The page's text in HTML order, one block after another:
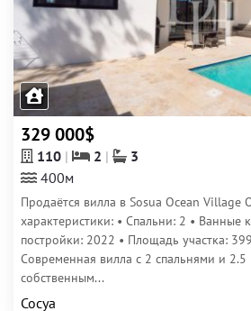
329 000$
110 2
3
400м
Продаётся вилла в Sosua Ocean Village
характеристики: • Спальни: 2 • Ванные
постройки: 2022 • Площадь участка:
Современная вилла с 2 спальнями и
собственным...
Сосуа